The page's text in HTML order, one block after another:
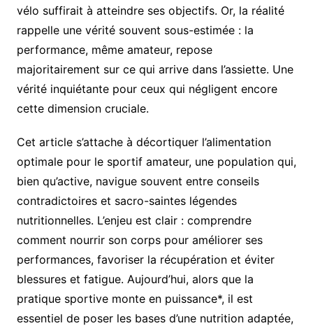
vélo suffirait à atteindre ses objectifs. Or, la réalité
rappelle une vérité souvent sous-estimée : la
performance, même amateur, repose
majoritairement sur ce qui arrive dans l’assiette. Une
vérité inquiétante pour ceux qui négligent encore
cette dimension cruciale.
Cet article s’attache à décortiquer l’alimentation
optimale pour le sportif amateur, une population qui,
bien qu’active, navigue souvent entre conseils
contradictoires et sacro-saintes légendes
nutritionnelles. L’enjeu est clair : comprendre
comment nourrir son corps pour améliorer ses
performances, favoriser la récupération et éviter
blessures et fatigue. Aujourd’hui, alors que la
pratique sportive monte en puissance*, il est
essentiel de poser les bases d’une nutrition adaptée,